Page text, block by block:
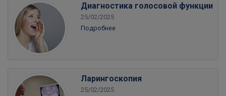
Диагностика голосовой функции
25/02/2025
Подробнее
Ларингоскопия
25/02/2025